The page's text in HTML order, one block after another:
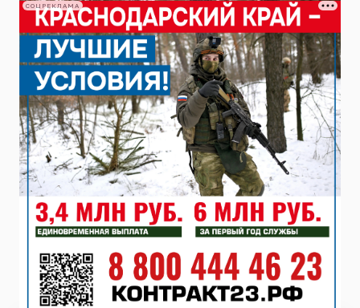
СОЦРЕКЛАМА